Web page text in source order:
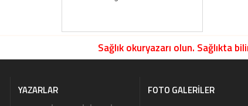
Sağlık okuryazarı olun. Sağlıkta
YAZARLAR
FOTO GALERILER